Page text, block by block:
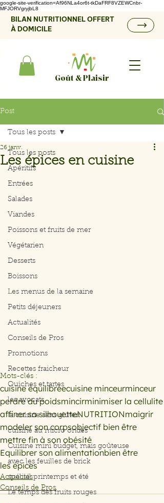
google-site-verification=Af96NLa4or6t-tkDaFRF8VZEWCnbr-
MFJORVgryjbL8
BILAN NUTRITIONNEL OFFERT
À DOMICILE
Goût & Plaisir
Post
Tous les posts
Apéritifs
Entrées
Salades
Viandes
Poissons et fruits de mer
Végétarien
Desserts
Boissons
Les menus de la semaine
Petits déjeuners
Actualités
Conseils de Pros
Promotions
Recettes fraicheur
Quiches et tartes
les avocats
la cuisine sans gluten
cuisine au micro ondes
Cuisine mini budget, mais goûteuse
avec les feuilles de brick
spécial printemps et été
Le temps des fruits rouges
Tous les posts
Les épices en cuisine
26 janv.
Mots-clés :
cuisine équilibréecuisine minceurminceur
perdre du poidsmincirminimiser la cellulite
affiner sa silhouetteNUTRITIONmaigrir
modeler son corpsobjectif bien être
mettre fin à son obésité
Equilibrer son alimentationbien être
les épices
Actualités
Conseils de Pros